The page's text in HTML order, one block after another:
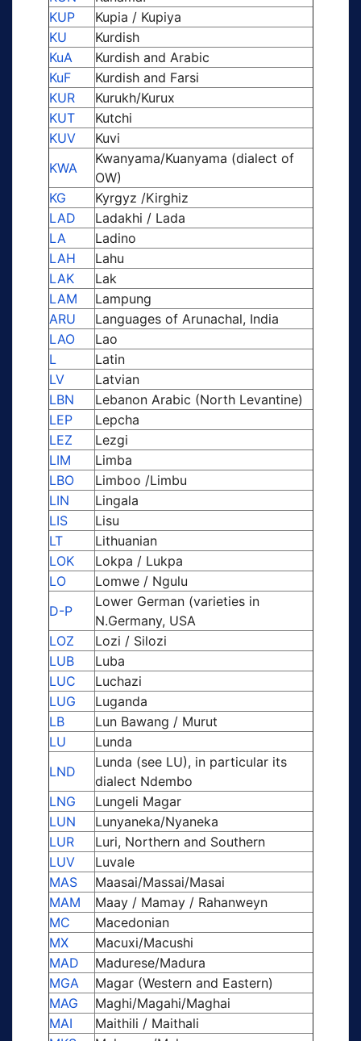
KUP
Kupia / Kupiya
KU
Kurdish
KuA
Kurdish and Arabic
KuF
Kurdish and Farsi
KUR
Kurukh/Kurux
KUT
Kutchi
KUV
Kuvi
KWA
Kwanyama/Kuanyama (dialect of
OW)
KG
Kyrgyz /Kirghiz
LAD
Ladakhi / Lada
LA
Ladino
LAH
Lahu
LAK
Lak
LAM
Lampung
ARU
Languages of Arunachal, India
LAO
Lao
L
Latin
LV
Latvian
LBN
Lebanon Arabic (North Levantine)
LEP
Lepcha
LEZ
Lezgi
LIM
Limba
LBO
Limboo /Limbu
LIN
Lingala
LIS
Lisu
LT
Lithuanian
LOK
Lokpa / Lukpa
LO
Lomwe / Ngulu
D-P
Lower German (varieties in
N.Germany, USA
LOZ
Lozi / Silozi
LUB
Luba
LUC
Luchazi
LUG
Luganda
LB
Lun Bawang / Murut
LU
Lunda
LND
Lunda (see LU), in particular its
dialect Ndembo
LNG
Lungeli Magar
LUN
Lunyaneka/Nyaneka
LUR
Luri, Northern and Southern
LUV
Luvale
MAS
Maasai/Massai/Masai
MAM
Maay / Mamay / Rahanweyn
MC
Macedonian
MX
Macuxi/Macushi
MAD
Madurese/Madura
MGA
Magar (Western and Eastern)
MAG
Maghi/Magahi/Maghai
MAI
Maithili / Maithali